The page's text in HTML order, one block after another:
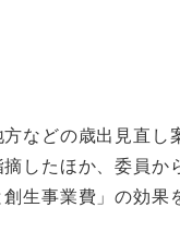
などの歳出見直し
したほか、委員か
生事業費」の効果